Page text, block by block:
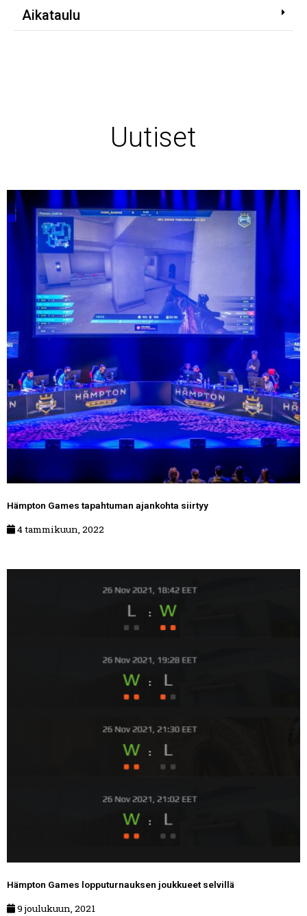
Aikataulu
Uutiset
Hämpton Games tapahtuman ajankohta siirtyy
4 tammikuun, 2022
Hämpton Games lopputurnauksen joukkueet selvillä
9 joulukuun, 2021